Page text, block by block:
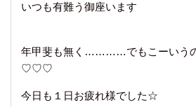
いつも有難う御座います
年甲斐も無く…………でもこーいう
♡♡♡
今日も１日お疲れ様でした☆